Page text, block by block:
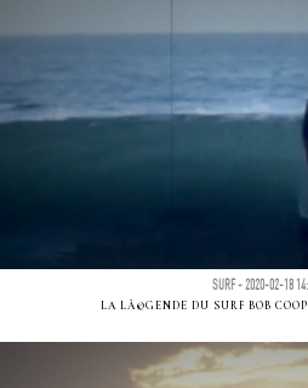
SURF - 2020-02-18
LA LÃ©GENDE DU SURF BOB